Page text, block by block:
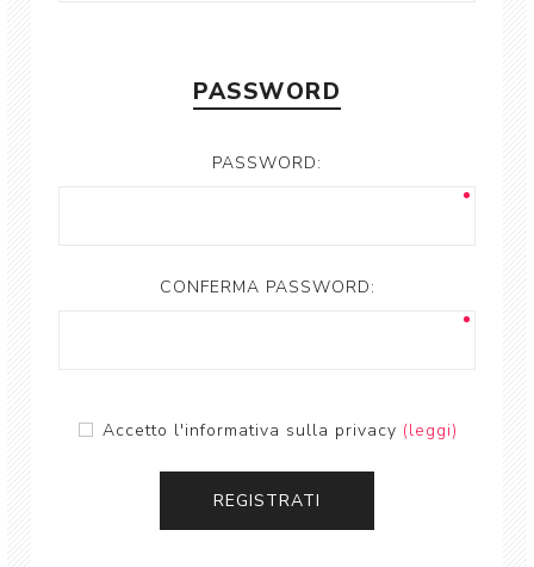
PASSWORD
PASSWORD:
CONFERMA PASSWORD:
Accetto l'informativa sulla privacy (leggi)